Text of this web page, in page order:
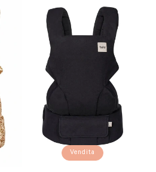
Vendita